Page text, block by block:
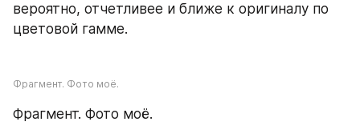
вероятно, отчетливее и ближе к оригиналу по
цветовой гамме.
Фрагмент. Фото моё.
Фрагмент. Фото моё.